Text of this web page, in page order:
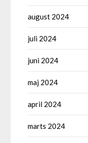
august 2024
juli 2024
juni 2024
maj 2024
april 2024
marts 2024